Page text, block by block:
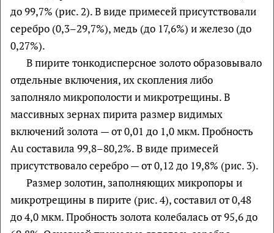
до 99,7% (рис. 2). В виде примесей присутствовали
серебро (0,3–29,7%), медь (до 17,6%) и железо (до
0,27%).
В пирите тонкодисперсное золото образовывало
отдельные включения, их скопления либо
заполняло микрополости и микротрещины. В
массивных зернах пирита размер видимых
включений золота — от 0,01 до 1,0 мкм. Пробность
Au составила 99,8–80,2%. В виде примесей
присутствовало серебро — от 0,12 до 19,8% (рис. 3).
Размер золотин, заполняющих микропоры и
микротрещины в пирите (рис. 4), составил от 0,48
до 4,0 мкм. Пробность золота колебалась от 95,6 до